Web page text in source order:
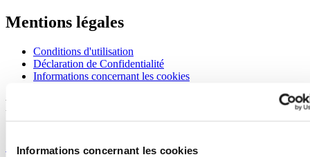
Informations concernant les cookies
Mentions légales
Conditions d'utilisation
Déclaration de Confidentialité
Informations concernant les cookies
Rejoignez le club CERTINA
S'inscrire